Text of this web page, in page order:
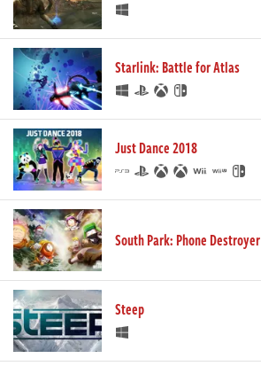
Starlink: Battle for Atlas
Just Dance 2018
South Park: Phone Destroyer
Steep